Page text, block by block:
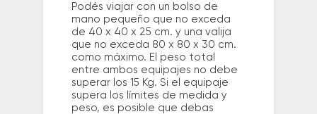
Podés viajar con un bolso de
mano pequeño que no exceda
de 40 x 40 x 25 cm. y una valija
que no exceda 80 x 80 x 30 cm.
como máximo. El peso total
entre ambos equipajes no debe
superar los 15 Kg. Si el equipaje
supera los límites de medida y
peso, es posible que debas